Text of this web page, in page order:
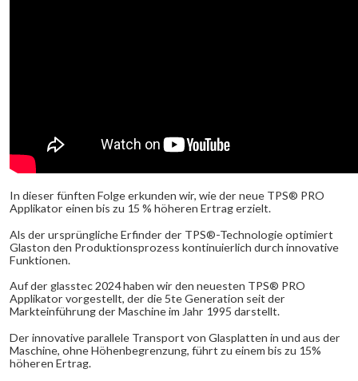
In dieser fünften Folge erkunden wir, wie der neue TPS® PRO
Applikator einen bis zu 15 % höheren Ertrag erzielt.
Als der ursprüngliche Erfinder der TPS®-Technologie optimiert
Glaston den Produktionsprozess kontinuierlich durch innovative
Funktionen.
Auf der glasstec 2024 haben wir den neuesten TPS® PRO
Applikator vorgestellt, der die 5teGeneration seit der
Markteinführung der Maschine im Jahr 1995 darstellt.
Der innovative parallele Transport von Glasplatten in und aus der
Maschine, ohne Höhenbegrenzung, führt zu einem bis zu 15%
höheren Ertrag.